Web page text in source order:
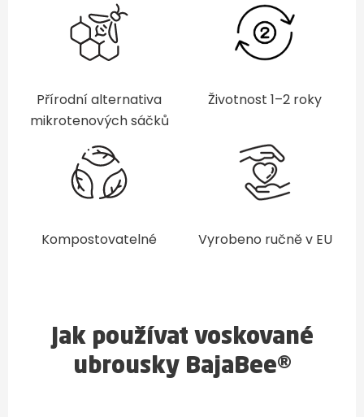
Přírodní alternativa
mikrotenových sáčků
Životnost 1–2 roky
Kompostovatelné Vyrobeno ručně v EU
Jak používat voskované
ubrousky BajaBee®